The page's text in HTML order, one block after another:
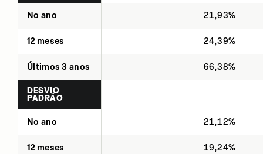
No ano 21,93%
12 meses 24,39%
Últimos 3 anos 66,38%
DESVIO
PADRÃO
No ano 21,12%
12 meses 19,24%